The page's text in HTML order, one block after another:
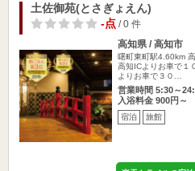
土佐御苑(とさぎょえん)
-点/ 0 件
高知県 / 高知市
曙町東町駅4.60km
高知ICよりお車で
よりお車で３０…
営業時間 5:30～
入浴料金 900円～
宿泊 旅館